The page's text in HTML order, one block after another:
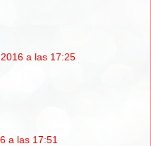
a las 17:25
a las 17:51